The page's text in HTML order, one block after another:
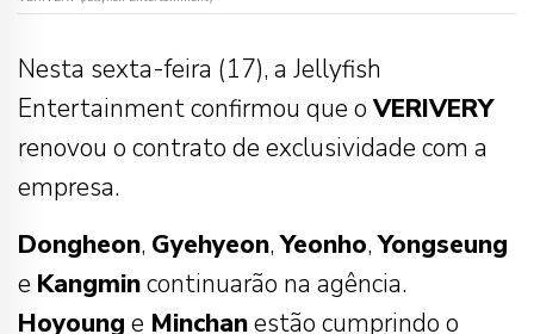
Nesta sexta-feira (17), a Jellyfish
Entertainment confirmou que oVERIVERY
renovou o contrato de exclusividade com a
empresa.
Dongheon, Gyehyeon,Yeonho,Yongseung
e Kangmincontinuarão na agência.
Hoyoung e Minchanestão cumprindo o